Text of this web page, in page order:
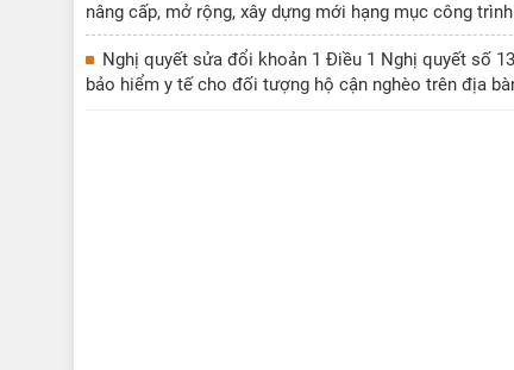
nâng cấp, mở rộng, xây dựng mới hạng mục công
Nghị quyết sửa đổi khoản 1 Điều 1 Nghị quyết số
bảo hiểm y tế cho đối tượng hộ cận nghèo trên địa